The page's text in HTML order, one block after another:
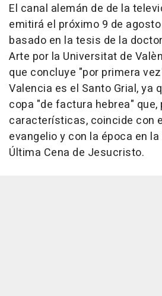
El canal alemán de de la
emitirá el próximo 9 de
basado en la tesis de la
Arte por la Universitat de
que concluye "por primera
Valencia es el Santo Grial, ya
copa "de factura hebrea" que,
características, coincide con
evangelio y con la época en
Última Cena de Jesucristo.